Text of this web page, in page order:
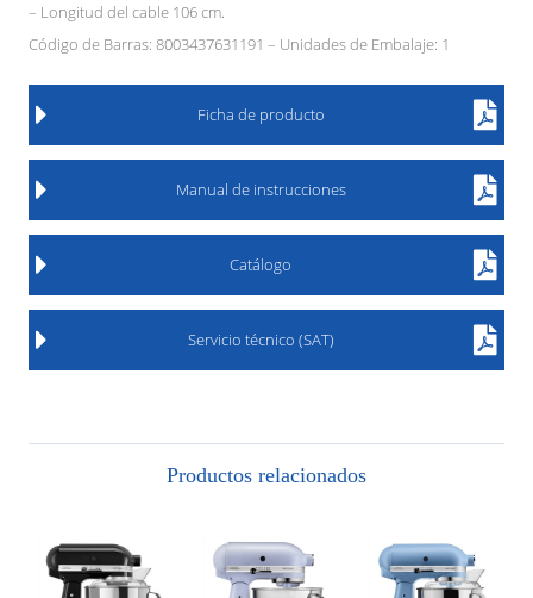
– Longitud del cable 106 cm.
Código de Barras: 8003437631191 – Unidades de Embalaje: 1
Ficha de producto
Manual de instrucciones
Catálogo
Servicio técnico (SAT)
Productos relacionados